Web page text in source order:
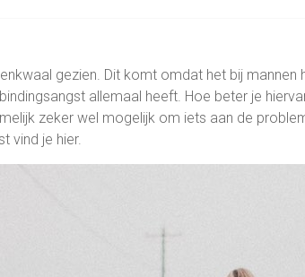
gezien. Dit komt omdat het bij
allemaal heeft. Hoe beter je
zeker wel mogelijk om iets aan de
vind je hier.